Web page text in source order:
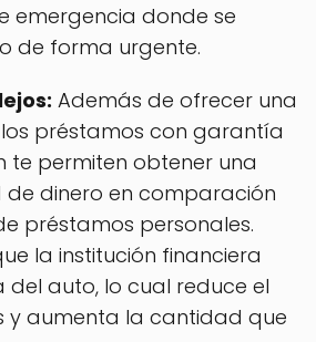
emergencia donde se
de forma urgente.
Además de ofrecer una
préstamos con garantía
te permiten obtener una
dinero en comparación
préstamos personales.
la institución financiera
auto, lo cual reduce el
y aumenta la cantidad que